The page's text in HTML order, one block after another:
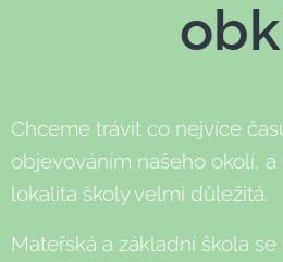
Chceme trávit co nejvíce
objevováním našeho okolí,
lokalita školy velmi důležitá.
Mateřská a základní škola